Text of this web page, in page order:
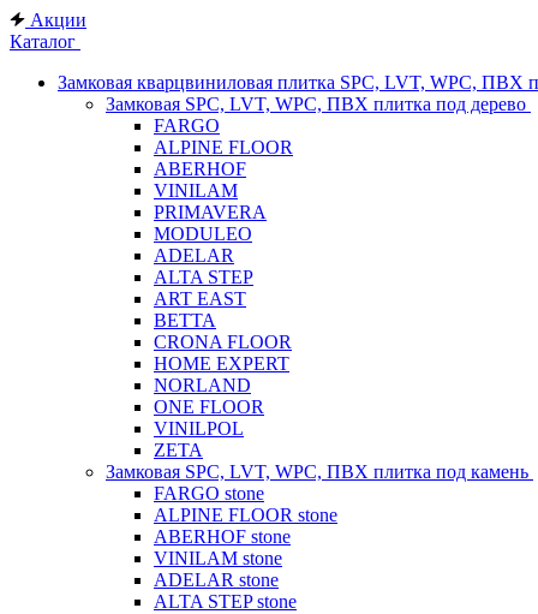
Акции
Каталог
Замковая кварцвиниловая плитка SPC, LVT, WPC, ПВХ
Замковая SPC, LVT, WPC, ПВХ плитка под дерево
FARGO
ALPINE FLOOR
ABERHOF
VINILAM
PRIMAVERA
MODULEO
ADELAR
ALTA STEP
ART EAST
BETTA
CRONA FLOOR
HOME EXPERT
NORLAND
ONE FLOOR
VINILPOL
ZETA
Замковая SPC, LVT, WPC, ПВХ плитка под камень
FARGO stone
ALPINE FLOOR stone
ABERHOF stone
VINILAM stone
ADELAR stone
ALTA STEP stone